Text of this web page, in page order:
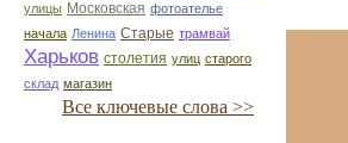
улицы Московская фотоателье
начала Ленина Старые трамвай
Харьков столетия улиц старого
склад магазин
Все ключевые слова >>